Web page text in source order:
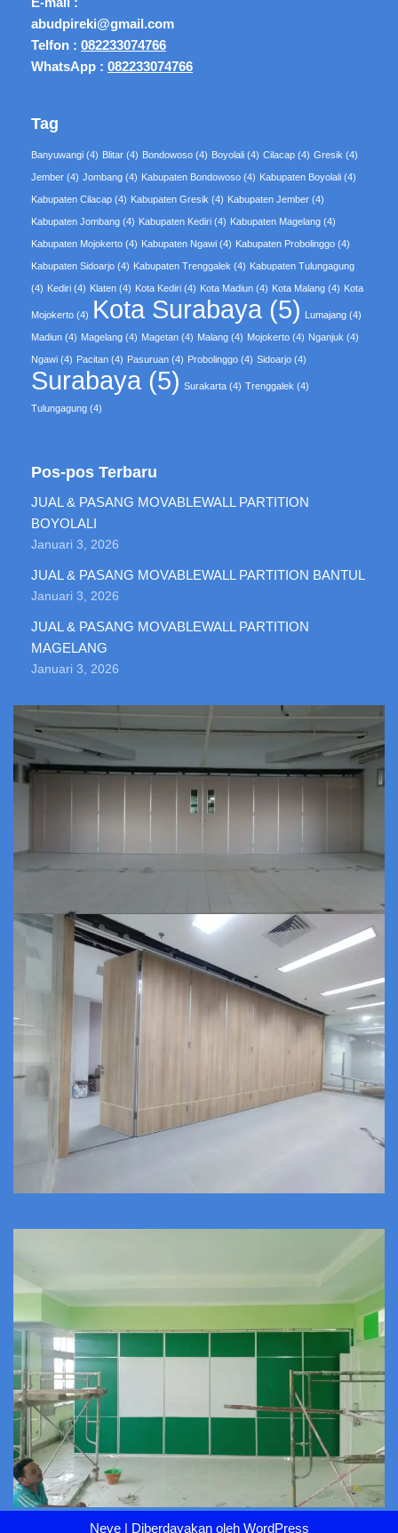
abudpireki@gmail.com
Telfon : 082233074766
WhatsApp : 082233074766
Tag
Banyuwangi (4) Blitar (4) Bondowoso (4) Boyolali (4) Cilacap (4) Gresik (4)
Jember (4) Jombang (4) Kabupaten Bondowoso (4) Kabupaten Boyolali (4)
Kabupaten Cilacap (4) Kabupaten Gresik (4) Kabupaten Jember (4)
Kabupaten Jombang (4) Kabupaten Kediri (4) Kabupaten Magelang (4)
Kabupaten Mojokerto (4) Kabupaten Ngawi (4) Kabupaten Probolinggo (4)
Kabupaten Sidoarjo (4) Kabupaten Trenggalek (4) Kabupaten Tulungagung
(4) Kediri (4) Klaten (4) Kota Kediri (4) Kota Madiun (4) Kota Malang (4) Kota
Mojokerto (4) Kota Surabaya (5) Lumajang (4)
Madiun (4) Magelang (4) Magetan (4) Malang (4) Mojokerto (4) Nganjuk (4)
Ngawi (4) Pacitan (4) Pasuruan (4) Probolinggo (4) Sidoarjo (4)
Surabaya (5) Surakarta (4) Trenggalek (4)
Tulungagung (4)
Pos-pos Terbaru
JUAL & PASANG MOVABLEWALL PARTITION
BOYOLALI
Januari 3, 2026
JUAL & PASANG MOVABLEWALL PARTITION BANTUL
Januari 3, 2026
JUAL & PASANG MOVABLEWALL PARTITION
MAGELANG
Januari 3, 2026
Neve| Diberdayakan oleh WordPress